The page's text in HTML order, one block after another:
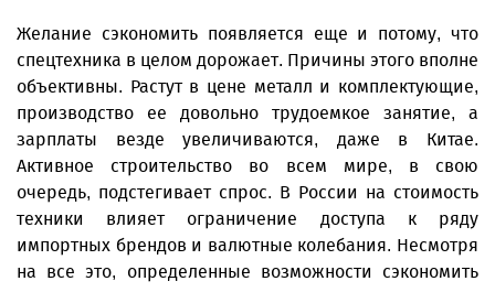
Желание сэкономить появляется еще и потому, что
спецтехника в целом дорожает. Причины этого вполне
объективны. Растут в цене металл и комплектующие,
производство ее довольно трудоемкое занятие, а
зарплаты везде увеличиваются, даже в Китае.
Активное строительство во всем мире, в свою
очередь, подстегивает спрос. В России на стоимость
техники влияет ограничение доступа к ряду
импортных брендов и валютные колебания. Несмотря
на все это, определенные возможности сэкономить